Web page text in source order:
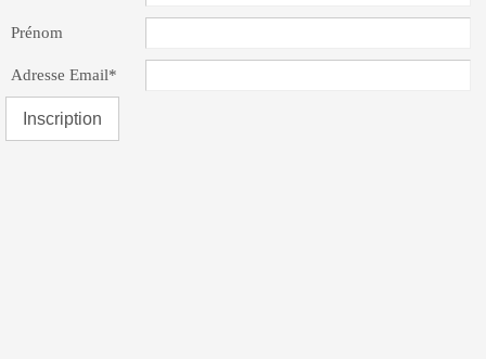
Prénom
Adresse Email*